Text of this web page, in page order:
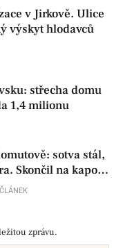
v Jirkově. Ulice
výskyt hlodavců
střecha domu
1,4 milionu
sotva stál,
Skončil na kapotě
zprávu.